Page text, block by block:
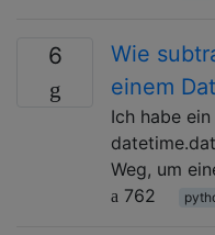
6
Wie
einem
Ich habe
Weg, um
762